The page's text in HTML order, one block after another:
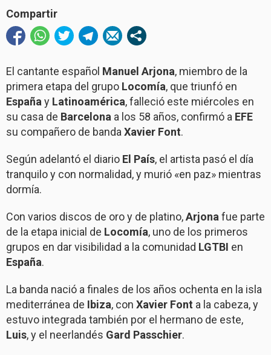
Compartir
El cantante español Manuel Arjona, miembro de la
primera etapa del grupo Locomía, que triunfó en
España y Latinoamérica, falleció este miércoles en
su casa de Barcelona a los 58 años, confirmó a EFE
su compañero de banda Xavier Font.
Según adelantó el diario El País, el artista pasó el día
tranquilo y con normalidad, y murió «en paz» mientras
dormía.
Con varios discos de oro y de platino,Arjona fue parte
de la etapa inicial de Locomía, uno de los primeros
grupos en dar visibilidad a la comunidad LGTBI en
España.
La banda nació a finales de los años ochenta en la isla
mediterránea de Ibiza, con Xavier Font a la cabeza, y
estuvo integrada también por el hermano de este,
Luis, y el neerlandés Gard Passchier.